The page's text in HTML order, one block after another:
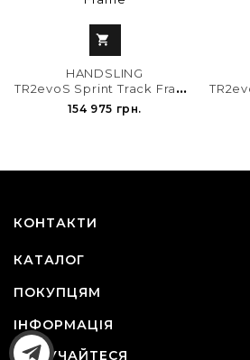

HANDSLING
T
R2evoS Sprint Track Frame
154 975 грн.
КОНТАКТИ
КАТАЛОГ
ПОКУПЦЯМ
ІНФОРМАЦІЯ
ДОЛУЧАЙТЕСЯ